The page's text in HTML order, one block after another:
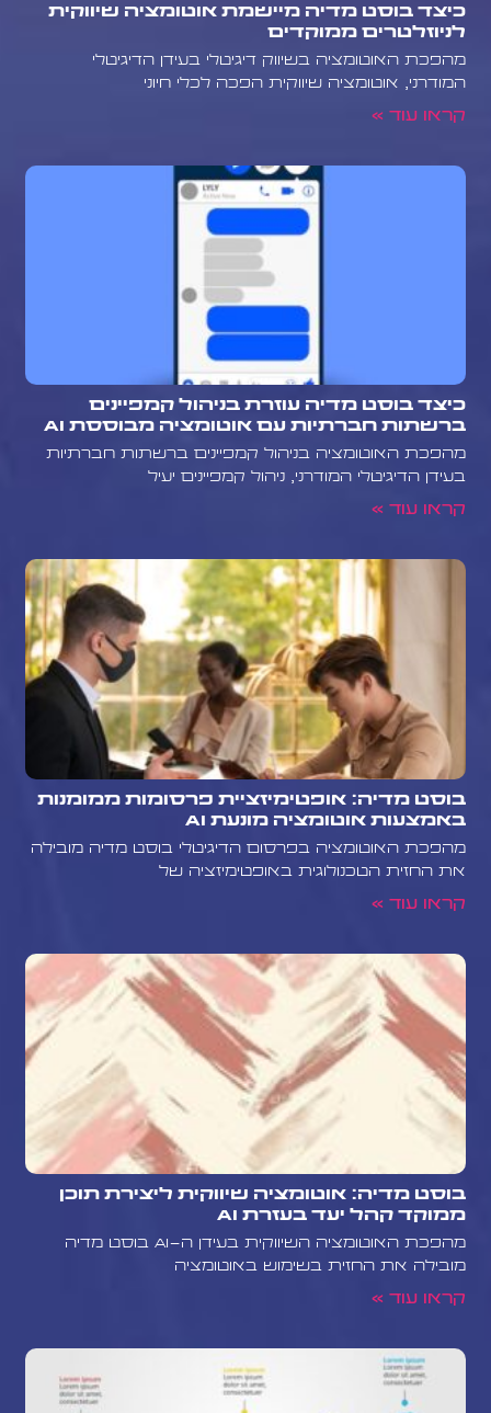
כיצד בוסט מדיה מיישמת אוטומציה שיווקית
לניוזלטרים ממוקדים
מהפכת האוטומציה בשיווק דיגיטלי בעידן הדיגיטלי
המודרני, אוטומציה שיווקית הפכה לכלי חיוני
קראו עוד »
כיצד בוסט מדיה עוזרת בניהול קמפיינים
ברשתות חברתיות עם אוטומציה מבוססת AI
מהפכת האוטומציה בניהול קמפיינים ברשתות חברתיות
בעידן הדיגיטלי המודרני, ניהול קמפיינים יעיל
קראו עוד »
בוסט מדיה: אופטימיזציית פרסומות ממומנות
באמצעות אוטומציה מונעת AI
מהפכת האוטומציה בפרסום הדיגיטלי בוסט מדיה מובילה
את החזית הטכנולוגית באופטימיזציה של
קראו עוד »
בוסט מדיה: אוטומציה שיווקית ליצירת תוכן
ממוקד קהל יעד בעזרת AI
מהפכת האוטומציה השיווקית בעידן ה-AI בוסט מדיה
מובילה את החזית בשימוש באוטומציה
קראו עוד »